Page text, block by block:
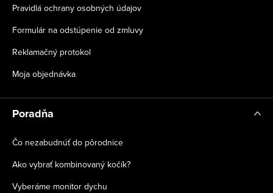
Pravidlá ochrany osobných údajov
Formulár na odstúpenie od zmluvy
Reklamačný protokol
Moja objednávka
Poradňa
Čo nezabudnúť do pôrodnice
Ako vybrať kombinovaný kočík?
Vyberáme monitor dychu